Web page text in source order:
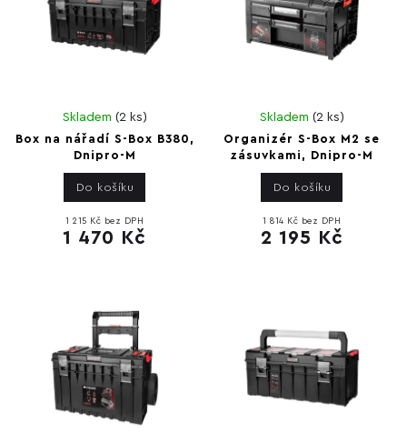
Box na nářadí S-Box B380,
Dnipro-M
Skladem (2 ks)
1 215 Kč bez DPH
1 470 Kč
Do košíku
Organizér S-Box M2 se
zásuvkami, Dnipro-M
Skladem (2 ks)
1 814 Kč bez DPH
2 195 Kč
Do košíku